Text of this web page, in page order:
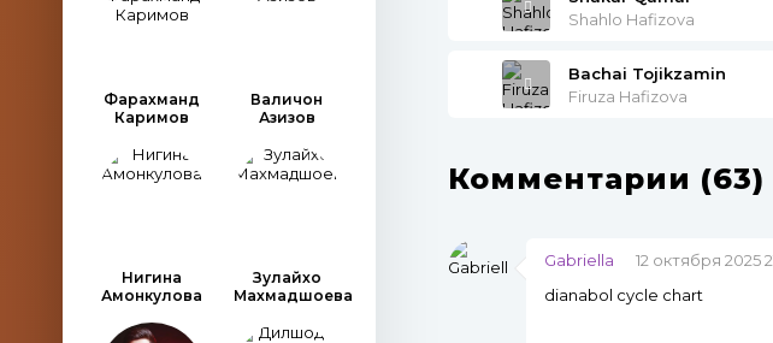
Фарахманд
Каримов
Валичон
Азизов
Нигина
Амонкулова
Зулайхо
Махмадшоева
Shahlo Hafizova
Bachai Tojikzamin
Firuza Hafizova
Комментарии (63)
Gabriella
12 октября 2025
dianabol cycle chart